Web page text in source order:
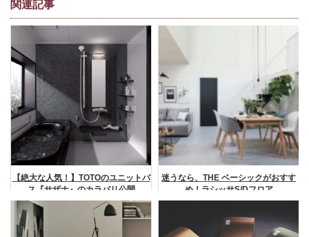
関連記事
【絶大な人気！】TOTOのユニットバ
ス『サザナ』のカラバリ公開
迷うなら、THE ベーシックがおすす
め！ラシッサS/Dフロア